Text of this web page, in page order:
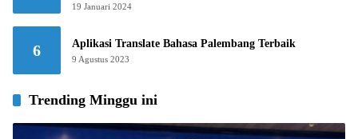
19 Januari 2024
6 Aplikasi Translate Bahasa Palembang Terbaik
9 Agustus 2023
Trending Minggu ini